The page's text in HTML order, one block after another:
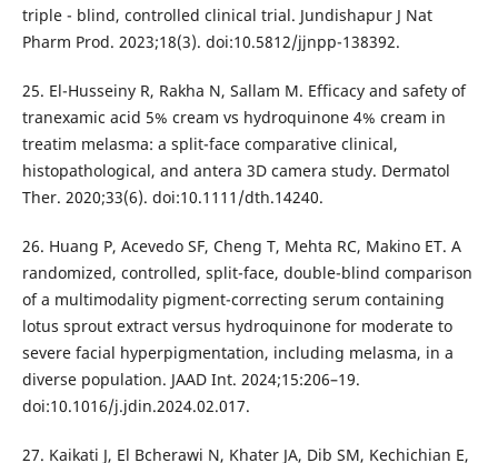
triple - blind, controlled clinical trial. Jundishapur J Nat
Pharm Prod. 2023;18(3). doi:10.5812/jjnpp-138392.
25. El-Husseiny R, Rakha N, Sallam M. Efficacy and safety of
tranexamic acid 5% cream vs hydroquinone 4% cream in
treatim melasma: a split-face comparative clinical,
histopathological, and antera 3D camera study. Dermatol
Ther. 2020;33(6). doi:10.1111/dth.14240.
26. Huang P, Acevedo SF, Cheng T, Mehta RC, Makino ET. A
randomized, controlled, split-face, double-blind comparison
of a multimodality pigment-correcting serum containing
lotus sprout extract versus hydroquinone for moderate to
severe facial hyperpigmentation, including melasma, in a
diverse population. JAAD Int. 2024;15:206–19.
doi:10.1016/j.jdin.2024.02.017.
27. Kaikati J, El Bcherawi N, Khater JA, Dib SM, Kechichian E,